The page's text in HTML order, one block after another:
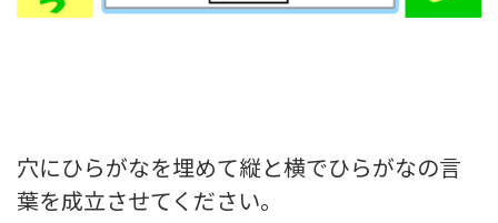
穴にひらがなを埋めて縦と横でひらがなの言
葉を成立させてください。